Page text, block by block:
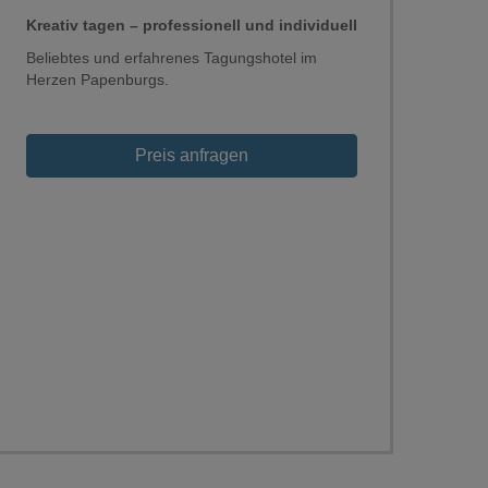
Kreativ tagen – professionell und individuell
Beliebtes und erfahrenes Tagungshotel im
Herzen Papenburgs.
Preis anfragen